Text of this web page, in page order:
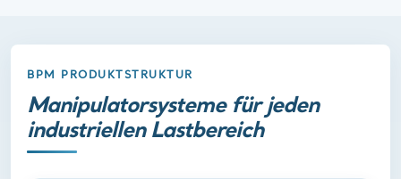
BPM PRODUKTSTRUKTUR
Manipulatorsysteme für jeden
industriellen Lastbereich